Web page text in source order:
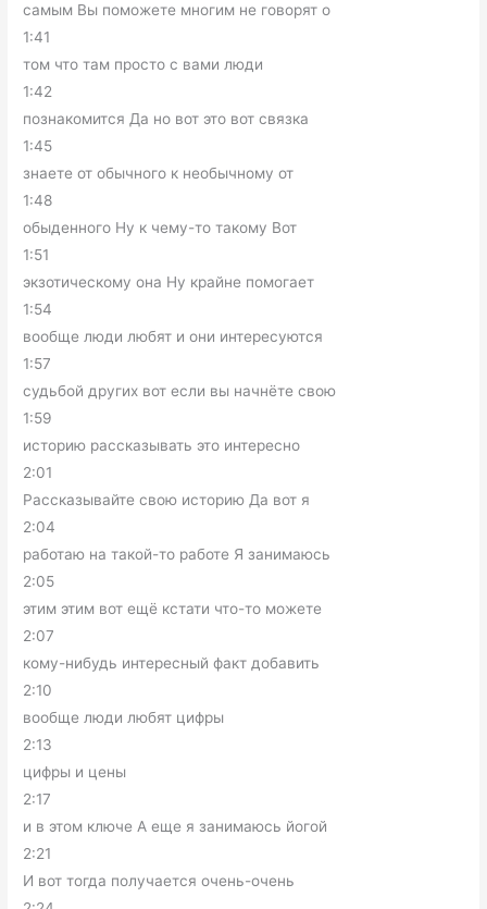
самым Вы поможете многим не говорят о
1:41
том что там просто с вами люди
1:42
познакомится Да но вот это вот связка
1:45
знаете от обычного к необычному от
1:48
обыденного Ну к чему-то такому Вот
1:51
экзотическому она Ну крайне помогает
1:54
вообще люди любят и они интересуются
1:57
судьбой других вот если вы начнёте свою
1:59
историю рассказывать это интересно
2:01
Рассказывайте свою историю Да вот я
2:04
работаю на такой-то работе Я занимаюсь
2:05
этим этим вот ещё кстати что-то можете
2:07
кому-нибудь интересный факт добавить
2:10
вообще люди любят цифры
2:13
цифры и цены
2:17
и в этом ключе А еще я занимаюсь йогой
2:21
И вот тогда получается очень-очень